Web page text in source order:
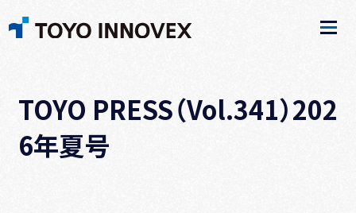
TOYO PRESS（Vol.341）202
6年夏号